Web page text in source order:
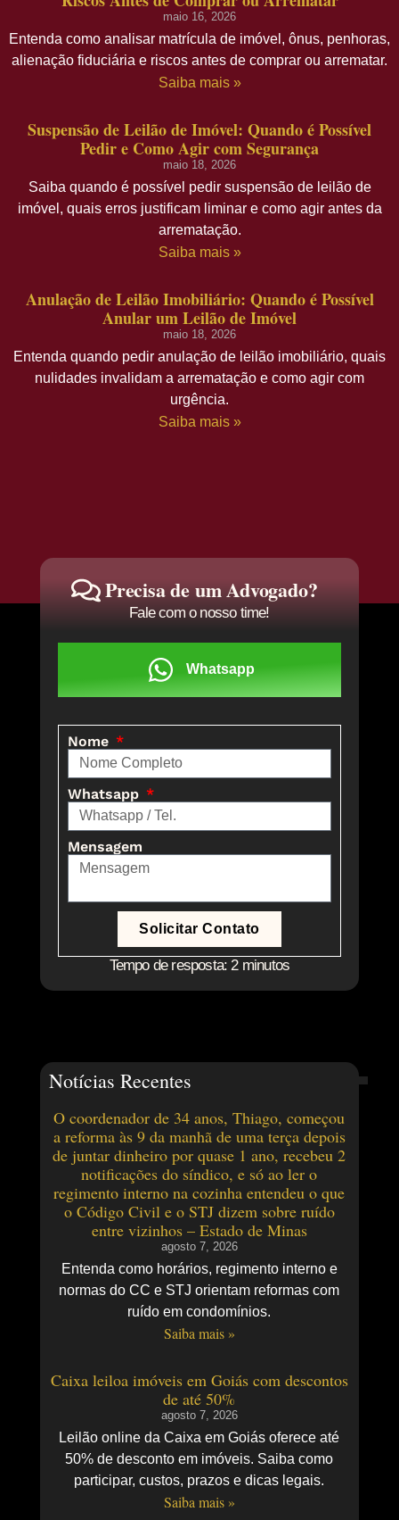
maio 16, 2026
Entenda como analisar matrícula de imóvel, ônus, penhoras,
alienação fiduciária e riscos antes de comprar ou arrematar.
Saiba mais »
Suspensão de Leilão de Imóvel: Quando é Possível
Pedir e Como Agir com Segurança
maio 18, 2026
Saiba quando é possível pedir suspensão de leilão de
imóvel, quais erros justificam liminar e como agir antes da
arrematação.
Saiba mais »
Anulação de Leilão Imobiliário: Quando é Possível
Anular um Leilão de Imóvel
maio 18, 2026
Entenda quando pedir anulação de leilão imobiliário, quais
nulidades invalidam a arrematação e como agir com
urgência.
Saiba mais »
Precisa de um Advogado?
Fale com o nosso time!
Whatsapp
Nome
Whatsapp
Mensagem
Solicitar Contato
Tempo de resposta: 2 minutos
Notícias Recentes
O coordenador de 34 anos, Thiago, começou
a reforma às 9 da manhã de uma terça depois
de juntar dinheiro por quase 1 ano, recebeu 2
notificações do síndico, e só ao ler o
regimento interno na cozinha entendeu o que
o Código Civil e o STJ dizem sobre ruído
entre vizinhos – Estado de Minas
agosto 7, 2026
Entenda como horários, regimento interno e
normas do CC e STJ orientam reformas com
ruído em condomínios.
Saiba mais »
Caixa leiloa imóveis em Goiás com descontos
de até 50%
agosto 7, 2026
Leilão online da Caixa em Goiás oferece até
50% de desconto em imóveis. Saiba como
participar, custos, prazos e dicas legais.
Saiba mais »